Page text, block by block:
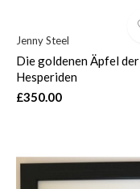
Jenny Steel
Die goldenen Äpfel der
Hesperiden
£350.00